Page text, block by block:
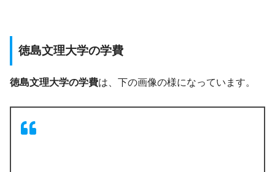
徳島文理大学の学費
徳島文理大学の学費は、下の画像の様になっています。